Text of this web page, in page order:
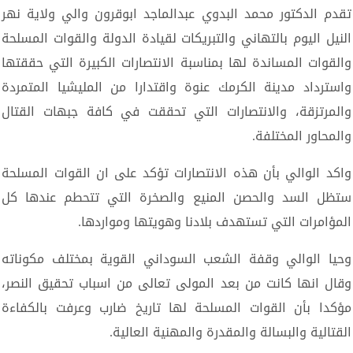
تقدم الدكتور محمد البدوي عبدالماجد ابوقرون والي ولاية نهر
النيل اليوم بالتهاني والتبريكات لقيادة الدولة والقوات المسلحة
والقوات المساندة لها بمناسبة الانتصارات الكبيرة التي حققتها
واسترداد مدينة الكرمك عنوة واقتدارا من المليشيا المتمردة
والمرتزقة، والانتصارات التي تحققت في كافة جبهات القتال
والمحاور المختلفة.
واكد الوالي بأن هذه الانتصارات تؤكد على ان القوات المسلحة
ستظل السد والحصن المنيع والصخرة التي تتحطم عندها كل
المؤامرات التي تستهدف بلادنا وهويتها ومواردها.
وحيا الوالي وقفة الشعب السوداني القوية بمختلف مكوناته
وقال انها كانت من بعد المولى تعالى من اسباب تحقيق النصر،
مؤكدا بأن القوات المسلحة لها تاريخ ضارب وعرفت بالكفاءة
القتالية والبسالة والمقدرة والمهنية العالية.